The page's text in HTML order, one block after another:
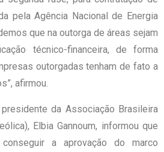
pela Agência Nacional de Energia
que na outorga de áreas sejam
técnico-financeira, de forma
outorgadas tenham de fato a
afirmou.
da Associação Brasileira
Elbia Gannoum, informou que
a aprovação do marco